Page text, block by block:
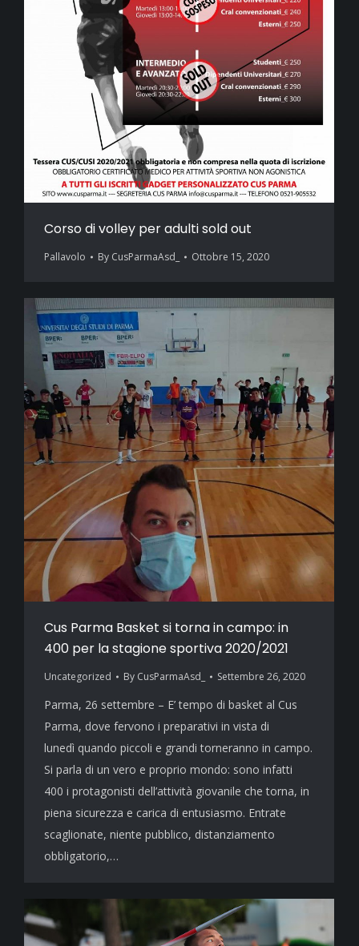
Corso di volley per adulti sold out
Pallavolo By CusParmaAsd_ Ottobre 15, 2020
Cus Parma Basket si torna in campo: in
400 per la stagione sportiva 2020/2021
Uncategorized By CusParmaAsd_ Settembre 26, 2020
Parma, 26 settembre – E’ tempo di basket al Cus
Parma, dove fervono i preparativi in vista di
lunedì quando piccoli e grandi torneranno in campo.
Si parla di un vero e proprio mondo: sono infatti
400 i protagonisti dell’attività giovanile che torna, in
piena sicurezza e carica di entusiasmo. Entrate
scaglionate, niente pubblico, distanziamento
obbligatorio,…